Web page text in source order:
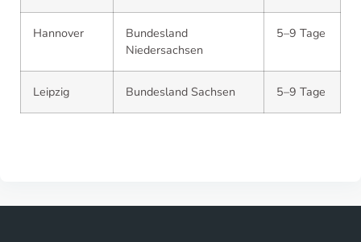
Hannover
Bundesland
Niedersachsen
5–9 Tage
Leipzig Bundesland Sachsen 5–9 Tage